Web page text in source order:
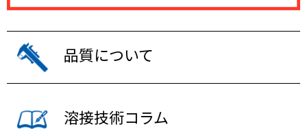
品質について
溶接技術コラム